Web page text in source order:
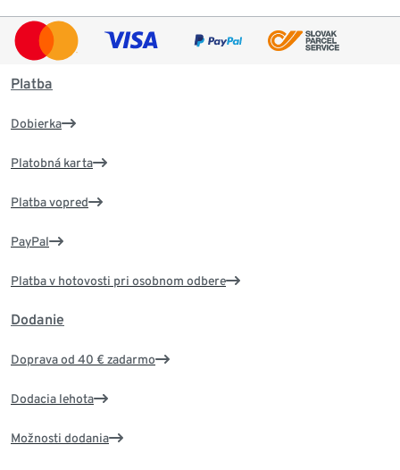
Platba
Dobierka
Platobná karta
Platba vopred
PayPal
Platba v hotovosti pri osobnom odbere
Dodanie
Doprava od 40 € zadarmo
Dodacia lehota
Možnosti dodania